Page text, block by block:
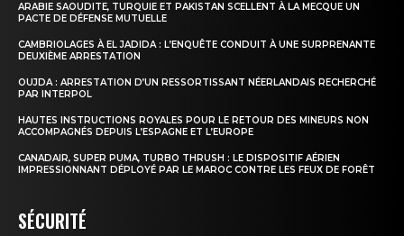
ARABIE SAOUDITE, TURQUIE ET PAKISTAN SCELLENT À LA MECQUE UN
PACTE DE DÉFENSE MUTUELLE
CAMBRIOLAGES À EL JADIDA : L’ENQUÊTE CONDUIT À UNE SURPRENANTE
DEUXIÈME ARRESTATION
OUJDA : ARRESTATION D’UN RESSORTISSANT NÉERLANDAIS RECHERCHÉ
PAR INTERPOL
HAUTES INSTRUCTIONS ROYALES POUR LE RETOUR DES MINEURS NON
ACCOMPAGNÉS DEPUIS L’ESPAGNE ET L’EUROPE
CANADAIR, SUPER PUMA, TURBO THRUSH : LE DISPOSITIF AÉRIEN
IMPRESSIONNANT DÉPLOYÉ PAR LE MAROC CONTRE LES FEUX DE FORÊT
SÉCURITÉ